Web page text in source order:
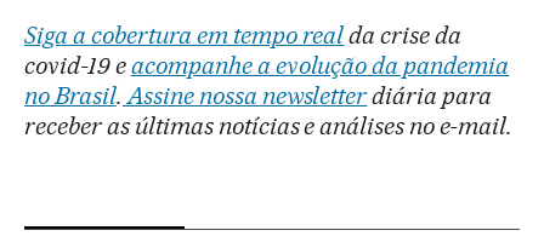
Siga a cobertura em tempo realda crise da
covid-19 eacompanhe a evolução da pandemia
no Brasil. Assine nossa newsletterdiária para
receber as últimas notícias e análises no e-mail.